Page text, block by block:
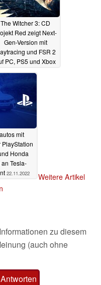
The Witcher 3: CD
Red zeigt Next-
Gen-Version mit
und FSR 2
PC, PS5 und Xbox
23.11.2022
mit
Honda
Tesla-
22.11.2022
Weitere Artikel
zu diesem
(auch ohne